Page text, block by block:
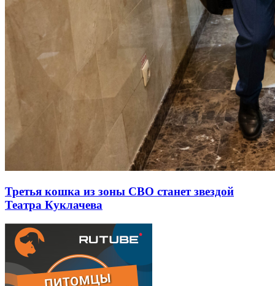
Третья кошка из зоны СВО станет звездой
Театра Куклачева